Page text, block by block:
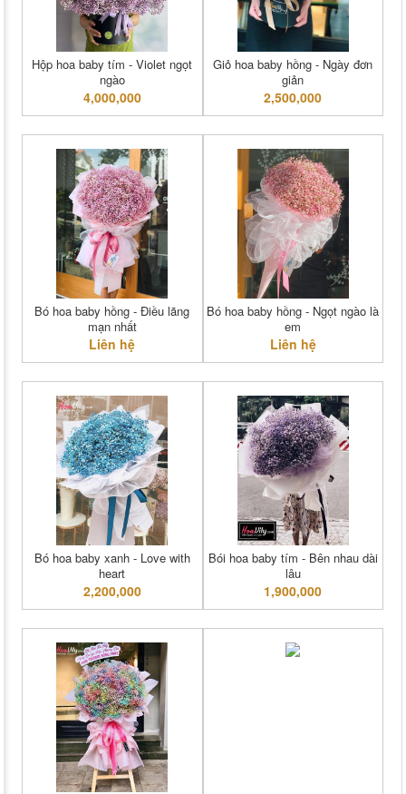
Hộp hoa baby tím - Violet ngọt
ngào
4,000,000
Giỏ hoa baby hồng - Ngày đơn
giản
2,500,000
Bó hoa baby hồng - Điều lãng
mạn nhất
Liên hệ
Bó hoa baby hồng - Ngọt ngào là
em
Liên hệ
Bó hoa baby xanh - Love with
heart
2,200,000
Bói hoa baby tím - Bên nhau dài
lâu
1,900,000